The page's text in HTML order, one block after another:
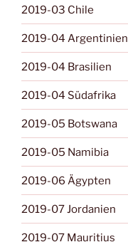
2019-03 Chile
2019-04 Argentinien
2019-04 Brasilien
2019-04 Südafrika
2019-05 Botswana
2019-05 Namibia
2019-06 Ägypten
2019-07 Jordanien
2019-07 Mauritius